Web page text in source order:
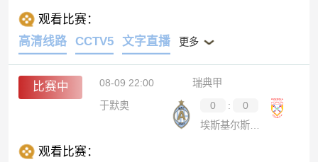
观看比赛：
高清线路
CCTV5 文字直播 更多
比赛中 08-09 22:00
瑞典甲
于默奥
0 :
0
埃斯基尔斯蒂纳
观看比赛：